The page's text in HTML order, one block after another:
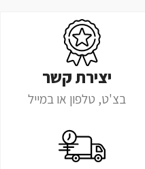
יצירת קשר
בצ'ט, טלפון או במייל